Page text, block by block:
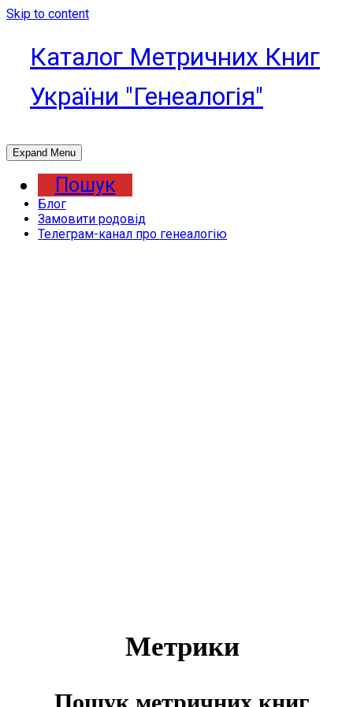
Skip to content
Каталог Метричних Книг
України "Генеалогія"
Expand Menu
Пошук
Блог
Замовити родовід
Телеграм-канал про генеалогію
Метрики